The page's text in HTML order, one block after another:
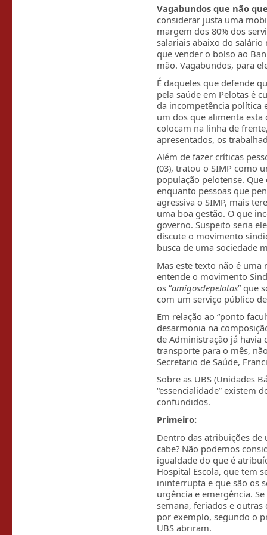
Vagabundos que não
considerar justa uma
margem dos 80% dos
salariais abaixo do
que vender o bolso ao
mão. Vagabundos, para
É daqueles que defende
pela saúde em Pelotas é
da incompetência política
um dos que alimenta
colocam na linha de
apresentados, os
Além de fazer críticas
(03), tratou o SIMP como
população pelotense.
enquanto pessoas que
agressiva o SIMP, mais
uma boa gestão. O que
governo. Suspeito seria
discute o movimento
busca de uma sociedade
Mas este texto não é
entende o movimento
os “amigosdepelotas” que
com um serviço público
Em relação ao “ponto
desarmonia na
de Administração já havia
transporte para o mês,
Secretario de Saúde,
Sobre as UBS (Unidades
“essencialidade” existem
confundidos.
Primeiro:
Dentro das atribuições de
cabe? Não podemos
igualdade do que é
Hospital Escola, que tem
ininterrupta e que são os
urgência e emergência.
semana, feriados e outras
por exemplo, segundo o
UBS abriram.